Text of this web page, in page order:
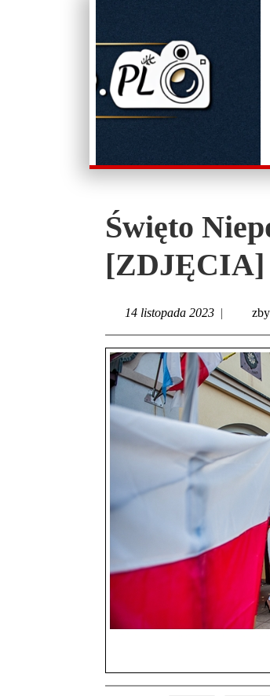
Święto
[ZDJĘCIA]
14 listopada 2023 |